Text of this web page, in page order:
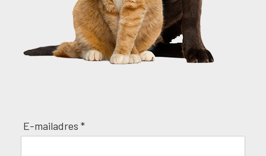
E-mailadres *